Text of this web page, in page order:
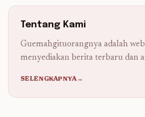
Tentang Kami
Guemahgituorangnya adalah
menyediakan berita terbaru dan
SELENGKAPNYA→